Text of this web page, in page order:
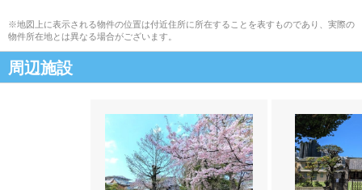
※地図上に表示される物件の位置は付近住所に所在することを表すものであり、実際の
物件所在地とは異なる場合がございます。
周辺施設